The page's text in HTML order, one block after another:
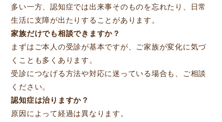
多い一方、認知症では出来事そのものを忘れたり、日常
生活に支障が出たりすることがあります。
家族だけでも相談できますか？
まずはご本人の受診が基本ですが、ご家族が変化に気づ
くことも多くあります。
受診につなげる方法や対応に迷っている場合も、ご相談
ください。
認知症は治りますか？
原因によって経過は異なります。